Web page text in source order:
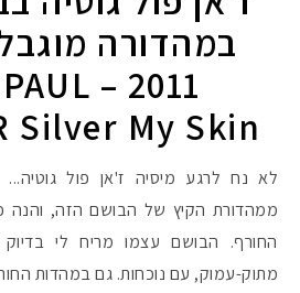
במהדורה
PAUL
Silver My Skin
לא נח לרגע מיסיה ז'אן פול גוטיה... עוד לא הספקתי להנות
ממהדורת הקיץ של הבושם הזה, והנה
החורף. הבושם עצמו מריח לי
מתוק-עמוק, עם נוכחות. גם במהדות